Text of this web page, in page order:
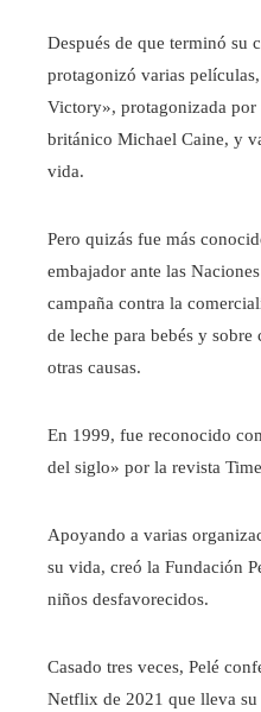
Después de que terminó su
protagonizó varias
Victory», protagonizada
británico Michael Caine, y
vida.
Pero quizás fue más
embajador ante las
campaña contra la
de leche para bebés y sobre
otras causas.
En 1999, fue reconocido
del siglo» por la revista
Apoyando a varias
su vida, creó la Fundación
niños desfavorecidos.
Casado tres veces, Pelé
Netflix de 2021 que lleva